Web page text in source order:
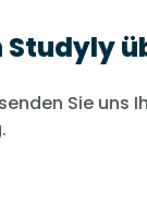
Studyly
Sie uns